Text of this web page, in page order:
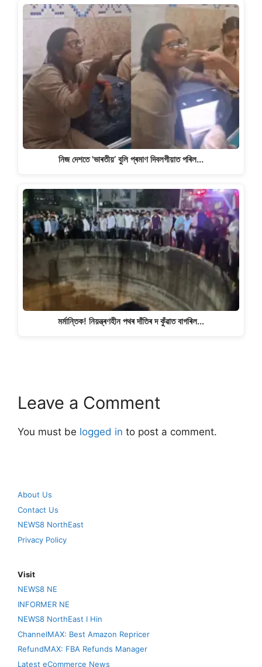
নিজ দেশতে 'ভাৰতীয়’ বুলি প্ৰমাণ দিবলগীয়াত পৰিল…
মৰ্মান্তিক! নিয়ন্ত্ৰণহীন পথৰ দাঁতিৰ দ কুঁৱাত বাগৰিল…
Leave a Comment
You must be logged in to post a comment.
About Us
Contact Us
NEWS8 NorthEast
Privacy Policy
Visit
NEWS8 NE
INFORMER NE
NEWS8 NorthEast I Hin
ChannelMAX: Best Amazon Repricer
RefundMAX: FBA Refunds Manager
Latest eCommerce News